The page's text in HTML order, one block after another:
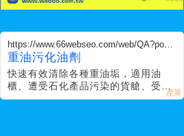
https://www.66webseo.com/web/QA?postI
D=1198555
重油污化油劑
快速有效清除各種重油垢，適用油
櫃、遭受石化產品污染的貨艙、受重
油污染的壓艙海水櫃、雙重底艙櫃、